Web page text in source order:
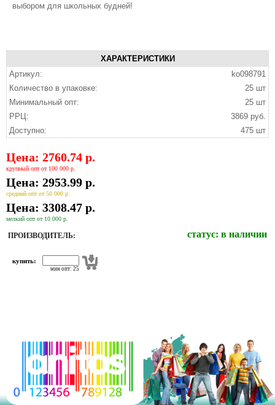
выбором для школьных будней!
ХАРАКТЕРИСТИКИ
Артикул:
ko098791
Количество в упаковке:
25 шт
Минимальный опт:
25 шт
РРЦ:
3869 руб.
Доступно:
475 шт
Цена: 2760.74 р.
крупный опт от 100 000 р.
Цена: 2953.99 р.
средний опт от 50 000 р.
Цена: 3308.47 р.
мелкий опт от 10 000 р.
ПРОИЗВОДИТЕЛЬ: статус: в наличии
купить:
мин опт: 25